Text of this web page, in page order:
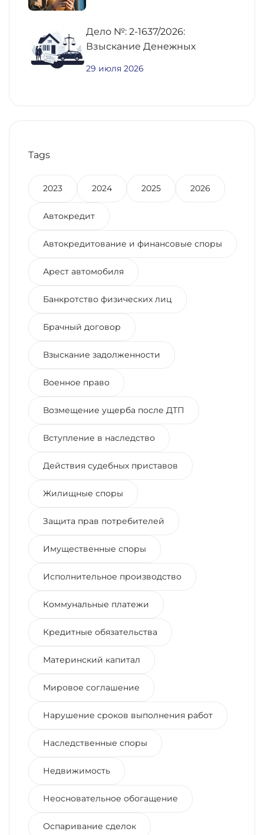
Дело №: 2-1637/2026:
Взыскание Денежных
29 июля 2026
Tags
2023 2024 2025 2026
Автокредит
Автокредитование и финансовые споры
Арест автомобиля
Банкротство физических лиц
Брачный договор
Взыскание задолженности
Военное право
Возмещение ущерба после ДТП
Вступление в наследство
Действия судебных приставов
Жилищные споры
Защита прав потребителей
Имущественные споры
Исполнительное производство
Коммунальные платежи
Кредитные обязательства
Материнский капитал
Мировое соглашение
Нарушение сроков выполнения работ
Наследственные споры
Недвижимость
Неосновательное обогащение
Оспаривание сделок